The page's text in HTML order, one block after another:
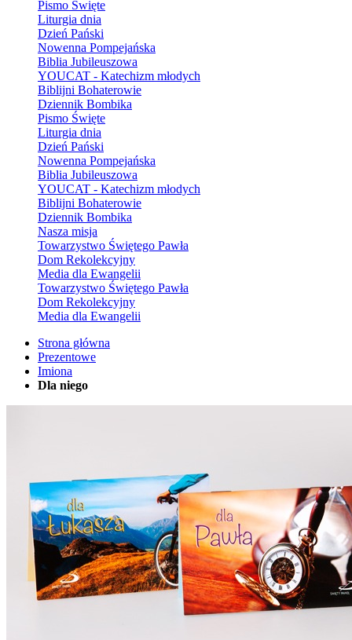
Pismo Święte
Liturgia dnia
Dzień Pański
Nowenna Pompejańska
Biblia Jubileuszowa
YOUCAT - Katechizm młodych
Biblijni Bohaterowie
Dziennik Bombika
Pismo Święte
Liturgia dnia
Dzień Pański
Nowenna Pompejańska
Biblia Jubileuszowa
YOUCAT - Katechizm młodych
Biblijni Bohaterowie
Dziennik Bombika
Nasza misja
Towarzystwo Świętego Pawła
Dom Rekolekcyjny
Media dla Ewangelii
Towarzystwo Świętego Pawła
Dom Rekolekcyjny
Media dla Ewangelii
Strona główna
Prezentowe
Imiona
Dla niego